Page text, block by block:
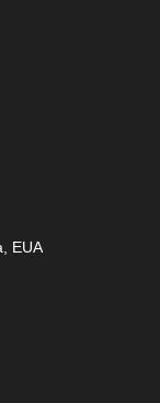
EUA